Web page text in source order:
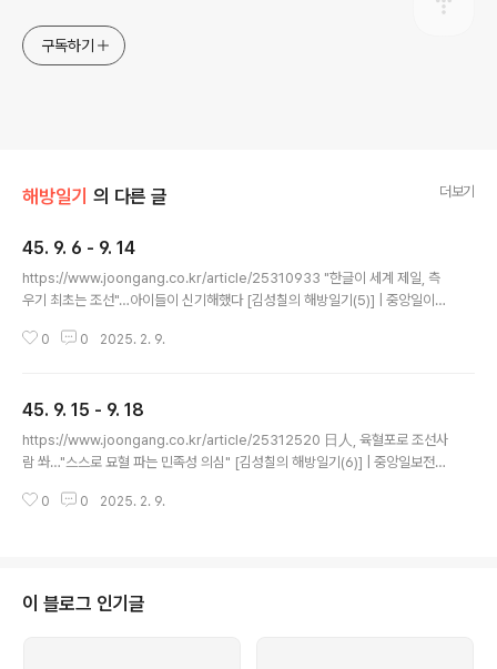
구독하기
해방일기 의 다른 글 더보기
45. 9. 6 - 9. 14
https://www.joongang.co.kr/article/25310933 "한글이 세계 제일, 측
우기 최초는 조선"…아이들이 신기해했다 [김성칠의 해방일기(5)] | 중앙일이
것으로 보였다. 이때까지는 너희들이 적령이 되더라도 남의 나라 병정이 되어서
0 0 2025. 2. 9.
45. 9. 15 - 9. 18
https://www.joongang.co.kr/article/25312520 日人, 육혈포로 조선사
람 쏴…"스스로 묘혈 파는 민족성 의심" [김성칠의 해방일기(6)] | 중앙일보전차
색하고 차도 못 타게 하는 양이, 또 일본인들이 짐을 둘러메고 힘없이 걸어가는
0 0 2025. 2. 9.
이 블로그 인기글